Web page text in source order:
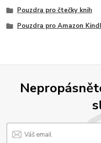
Pouzdra pro čtečky knih
Pouzdra pro Amazon